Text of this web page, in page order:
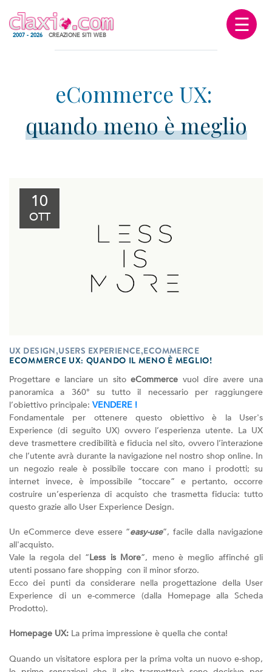
2007 - 2026 CREAZIONE SITI WEB ☰
quando meno è meglio
10
OTT
UX DESIGN,USERS EXPERIENCE,ECOMMERCE
ECOMMERCE UX: QUANDO IL MENO È MEGLIO!
Progettare e lanciare un sitoeCommerce vuol dire avere una
panoramica a 360° su tutto il necessario per raggiungere
l’obiettivo principale: VENDERE !
Fondamentale per ottenere questo obiettivo è la User's
Experience (di seguito UX) ovvero l’esperienza utente. La UX
deve trasmettere credibilità e fiducia nel sito, ovvero l’interazione
che l’utente avrà durante la navigazione nel nostro shop online. In
un negozio reale è possibile toccare con mano i prodotti; su
internet invece, è impossibile “toccare” e pertanto, occorre
costruire un’esperienza di acquisto che trasmetta fiducia: tutto
questo grazie allo User Experience Design.
Un eCommerce deve essere “easy-use”, facile dalla navigazione
all'acquisto.
Vale la regola del “Less is More”, meno è meglio affinché gli
utenti possano fare shopping con il minor sforzo.
Ecco dei punti da considerare nella progettazione della User
Experience di un e-commerce (dalla Homepage alla Scheda
Prodotto).
Homepage UX: La prima impressione è quella che conta!
Quando un visitatore esplora per la prima volta un nuovo e-shop,